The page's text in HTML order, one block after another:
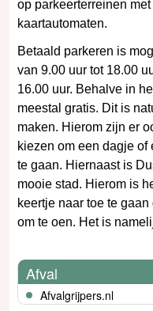
op parkeerterreinen
kaartautomaten.
Betaald parkeren is
van 9.00 uur tot 18.00
16.00 uur. Behalve in
meestal gratis. Dit is
maken. Hierom zijn er
kiezen om een dagje
te gaan. Hiernaast is
mooie stad. Hierom is
keertje naar toe te
om te oen. Het is
Afval
Afvalgrijpers.nl